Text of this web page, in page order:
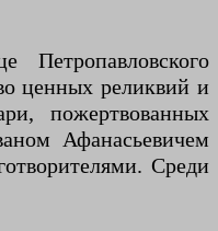
ценных реликвий и
пожертвованных
Афанасьевичем
Среди